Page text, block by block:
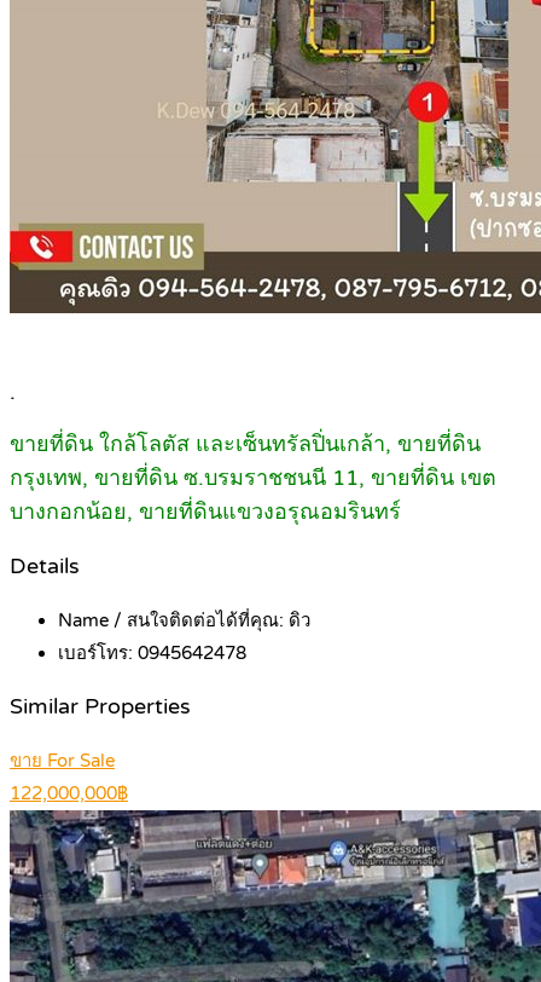
.
ขายที่ดิน ใกล้โลตัส และเซ็นทรัลปิ่นเกล้า, ขายที่ดิน
กรุงเทพ, ขายที่ดิน ซ.บรมราชชนนี 11, ขายที่ดิน เขต
บางกอกน้อย, ขายที่ดินแขวงอรุณอมรินทร์
Details
Name / สนใจติดต่อได้ที่คุณ: ดิว
เบอร์โทร: 0945642478
Similar Properties
ขาย For Sale
122,000,000฿